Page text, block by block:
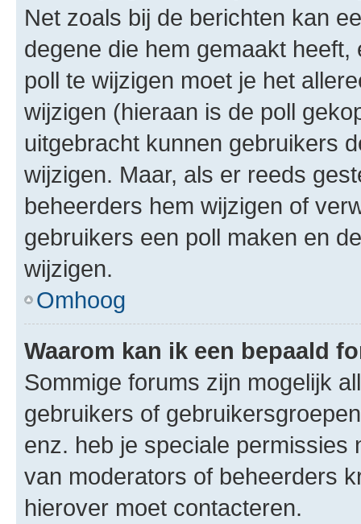
Net zoals bij de berichten kan
degene die hem gemaakt
poll te wijzigen moet je het
wijzigen (hieraan is de poll
uitgebracht kunnen gebruikers
wijzigen. Maar, als er reeds
beheerders hem wijzigen of
gebruikers een poll maken en
wijzigen.
Omhoog
Waarom kan ik een bepaald
Sommige forums zijn mogelijk
gebruikers of
enz. heb je speciale permissies
van moderators of beheerders
hierover moet contacteren.